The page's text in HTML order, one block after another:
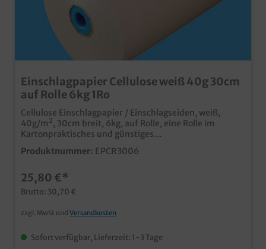
Einschlagpapier Cellulose weiß 40g 30cm
auf Rolle 6kg 1Ro
Cellulose Einschlagpapier / Einschlagseiden, weiß,
40g/m², 30cm breit, 6kg, auf Rolle, eine Rolle im
Kartonpraktisches und günstiges
Einschlagpapierunbedruckt weiß, für zahlreiche
Einsatzbereicheauch individuell bedruckbar
Produktnummer: EPCR3006
25,80 €*
Brutto: 30,70 €
zzgl. MwSt und Versandkosten
Sofort verfügbar, Lieferzeit: 1-3 Tage